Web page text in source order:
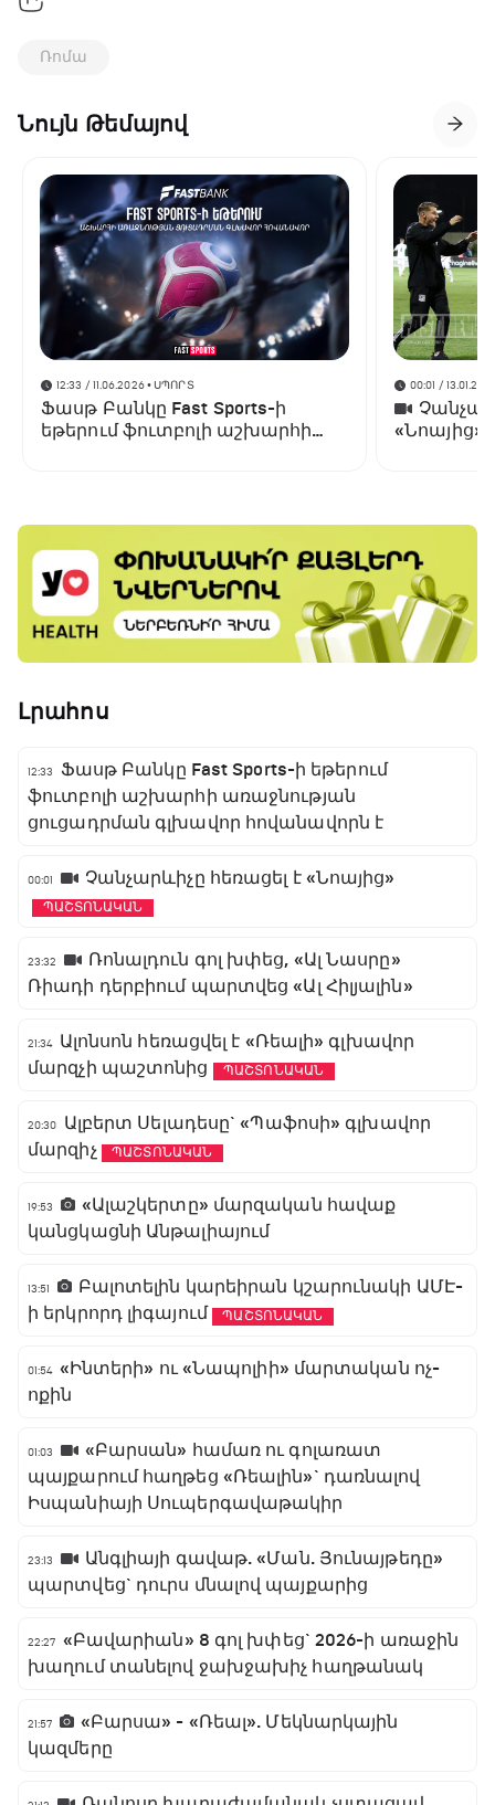
Ռոմա
Նույն Թեմայով
12:33 / 11.06.2026• ՍՊՈՐՏ
Ֆասթ Բանկը Fast Sports-ի
եթերում ֆուտբոլի աշխարհի
00:01 /
«Նոայից»
Լրահոս
12:33
Ֆասթ Բանկը Fast Sports-ի եթերում
ֆուտբոլի աշխարհի առաջնության
ցուցադրման գլխավոր հովանավորն է
00:01 Չանչարևիչը հեռացել է «Նոայից»
ՊԱՇՏՈՆԱԿԱՆ
23:32
Ռոնալդուն գոլ խփեց, «Ալ Նասրը»
Ռիադի դերբիում պարտվեց «Ալ Հիլյալին»
21:34 Ալոնսոն հեռացվել է «Ռեալի» գլխավոր
մարզչի պաշտոնից
ՊԱՇՏՈՆԱԿԱՆ
20:30
Ալբերտ Սելադեսը` «Պաֆոսի» գլխավոր
մարզիչ
ՊԱՇՏՈՆԱԿԱՆ
19:53
«Ալաշկերտը» մարզական հավաք
կանցկացնի Անթալիայում
13:51
Բալոտելին կարեիրան կշարունակի ԱՄԷ-
ի երկրորդ լիգայում
ՊԱՇՏՈՆԱԿԱՆ
01:54 «Ինտերի» ու «Նապոլիի» մարտական ոչ-
ոքին
01:03
«Բարսան» համառ ու գոլառատ
պայքարում հաղթեց «Ռեալին»` դառնալով
Իսպանիայի Սուպերգավաթակիր
23:13
Անգլիայի գավաթ. «Ման. Յունայթեդը»
պարտվեց` դուրս մնալով պայքարից
22:27 «Բավարիան» 8 գոլ խփեց` 2026-ի առաջին
խաղում տանելով ջախջախիչ հաղթանակ
21:57
«Բարսա» - «Ռեալ». Մեկնարկային
կազմերը